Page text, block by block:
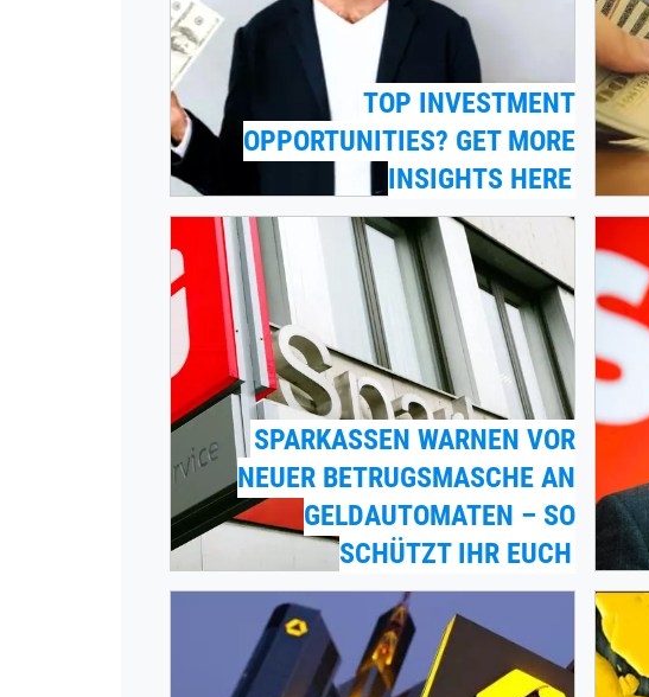
TOP INVESTMENT
OPPORTUNITIES? GET MORE
INSIGHTS HERE
SPARKASSEN WARNEN VOR
NEUER BETRUGSMASCHE AN
GELDAUTOMATEN – SO
SCHÜTZT IHR EUCH